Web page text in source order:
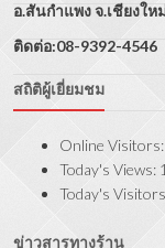
อ.สันกำแพง จ.เชียงให
ติดต่อ:08-9392-4546
สถิติผู้เยี่ยมชม
Online
Today's Views:
Today's
ข่าวสารทางร้าน